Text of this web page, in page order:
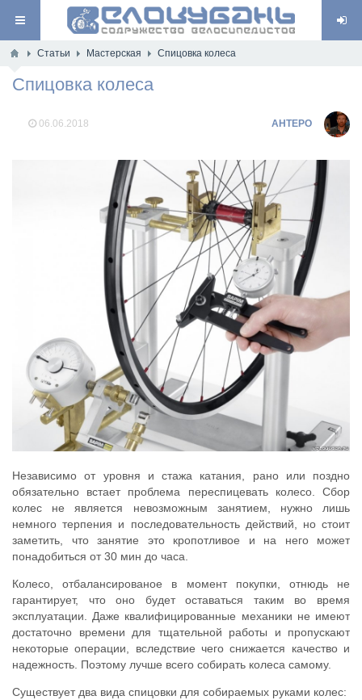
Статьи Мастерская Спицовка колеса
Спицовка колеса
06.06.2018 AHTEPO
Независимо от уровня и стажа катания, рано или поздно
обязательно встает проблема переспицевать колесо. Сбор
колес не является невозможным занятием, нужно лишь
немного терпения и последовательность действий, но стоит
заметить, что занятие это кропотливое и на него может
понадобиться от 30 мин до часа.
Колесо, отбалансированое в момент покупки, отнюдь не
гарантирует, что оно будет оставаться таким во время
эксплуатации. Даже квалифицированные механики не имеют
достаточно времени для тщательной работы и пропускают
некоторые операции, вследствие чего снижается качество и
надежность. Поэтому лучше всего собирать колеса самому.
Существует два вида спицовки для собираемых руками колес: